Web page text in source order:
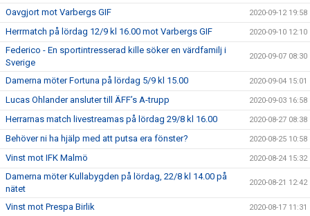
Oavgjort mot Varbergs GIF 2020-09-12 19:58
Herrmatch på lördag 12/9 kl 16.00 mot Varbergs GIF 2020-09-10 12:10
Federico - En sportintresserad kille söker en värdfamilj i
Sverige
2020-09-07 08:30
Damerna möter Fortuna på lördag 5/9 kl 15.00 2020-09-04 15:01
Lucas Ohlander ansluter till ÄFF’s A-trupp 2020-09-03 16:58
Herrarnas match livestreamas på lördag 29/8 kl 16.00 2020-08-27 08:38
Behöver ni ha hjälp med att putsa era fönster? 2020-08-25 10:58
Vinst mot IFK Malmö 2020-08-24 15:32
Damerna möter Kullabygden på lördag, 22/8 kl 14.00 på
nätet
2020-08-21 12:42
Vinst mot Prespa Birlik 2020-08-17 11:31